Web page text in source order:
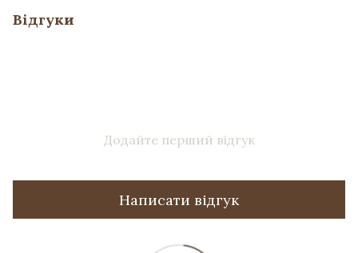
Відгуки
Додайте перший відгук
Написати відгук